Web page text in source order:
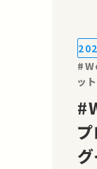
香
る
ッ